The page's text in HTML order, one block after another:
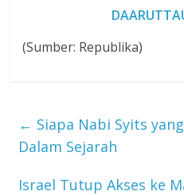
(Sumber: Republika)
← Siapa Nabi Syits
Dalam Sejarah
Israel Tutup Akses ke